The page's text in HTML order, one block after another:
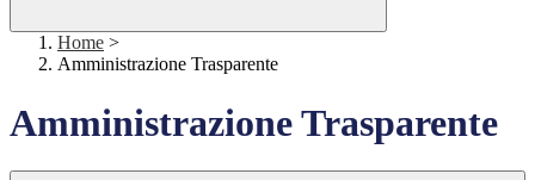
Home >
Amministrazione Trasparente
Amministrazione Trasparente